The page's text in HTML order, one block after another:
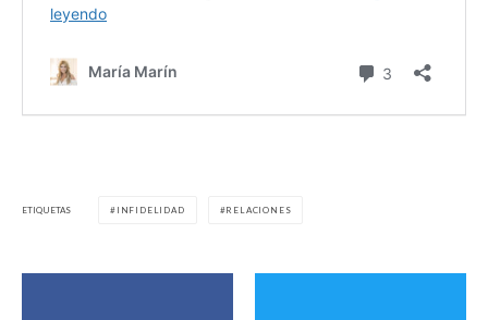
ETIQUETAS INFIDELIDAD RELACIONES